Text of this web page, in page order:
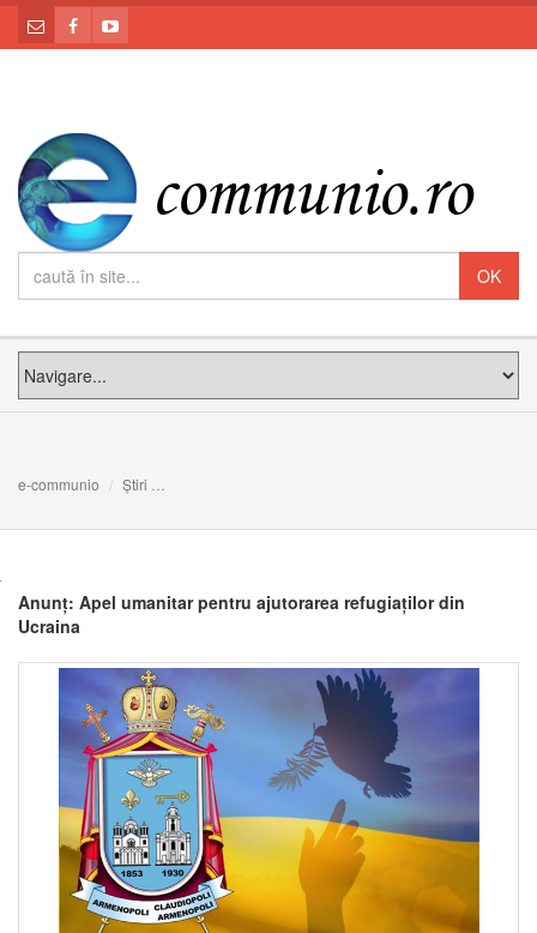
e-communio Știri
Anunț: Apel umanitar pentru ajutorarea refugiaților din
Ucraina